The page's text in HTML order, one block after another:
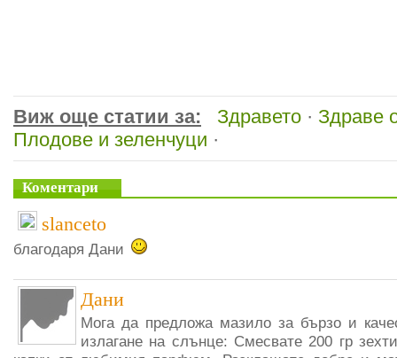
Виж още статии за: Здравето · Здраве
Плодове и зеленчуци ·
Коментари
slanceto
благодаря Дани
Дани
Мога да предложа мазило за бързо и
излагане на слънце: Смесвате 200 гр